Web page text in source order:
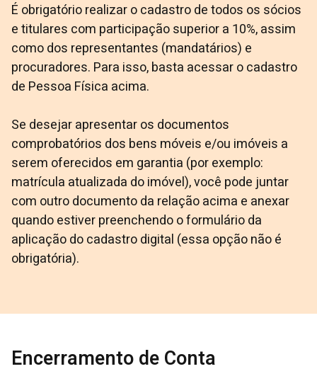
É obrigatório realizar o cadastro de todos os sócios
e titulares com participação superior a 10%, assim
como dos representantes (mandatários) e
procuradores. Para isso, basta acessar o cadastro
de Pessoa Física acima.
Se desejar apresentar os documentos
comprobatórios dos bens móveis e/ou imóveis a
serem oferecidos em garantia (por exemplo:
matrícula atualizada do imóvel), você pode juntar
com outro documento da relação acima e anexar
quando estiver preenchendo o formulário da
aplicação do cadastro digital (essa opção não é
obrigatória).
Encerramento de Conta